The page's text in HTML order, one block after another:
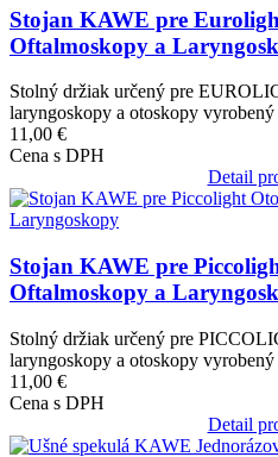
Stojan KAWE pre
Oftalmoskopy a
Stolný držiak určený pre
laryngoskopy a otoskopy vyrobený
11,00 €
Cena s DPH
Detail
Obrázok
Stojan KAWE pre
Oftalmoskopy a
Stolný držiak určený pre
laryngoskopy a otoskopy vyrobený
11,00 €
Cena s DPH
Detail
Obrázok